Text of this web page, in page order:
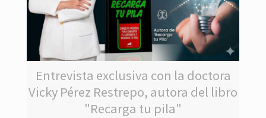
Entrevista exclusiva con la doctora
Vicky Pérez Restrepo, autora del libro
"Recarga tu pila"